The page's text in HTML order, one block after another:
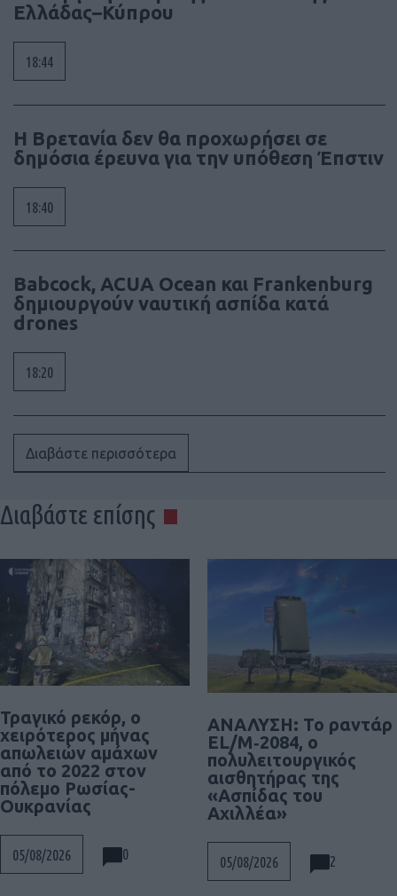
Ελλάδας–Κύπρου
18:44
Η Βρετανία δεν θα προχωρήσει σε
δημόσια έρευνα για την υπόθεση Έπστιν
18:40
Babcock, ACUA Ocean και Frankenburg
δημιουργούν ναυτική ασπίδα κατά
drones
18:20
Διαβάστε περισσότερα
Διαβάστε επίσης
Τραγικό ρεκόρ, ο
χειρότερος μήνας
απωλειών αμάχων
από το 2022 στον
πόλεμο Ρωσίας-
Ουκρανίας
05/08/2026 0
ΑΝΑΛΥΣΗ: To ραντάρ
EL/M‑2084, ο
πολυλειτουργικός
αισθητήρας της
«Ασπίδας του
Αχιλλέα»
05/08/2026 2